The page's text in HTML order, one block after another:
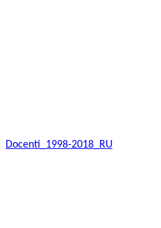
Docenti_1998-2018_RU